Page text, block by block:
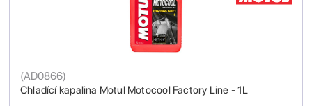
Chladící kapalina Motul Motocool Factory Line - 1L
(AD0866)